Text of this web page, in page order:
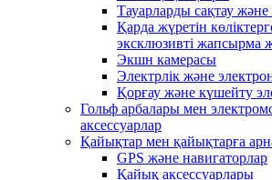
Тауарларды сақтау
Қарда жүретін
эксклюзивті жапсырма
Экшн камерасы
Электрлік және
Қорғау және күшейту
Гольф арбалары мен
аксессуарлар
Қайықтар мен қайықтарға
GPS және навигаторлар
Қайық аксессуарлары